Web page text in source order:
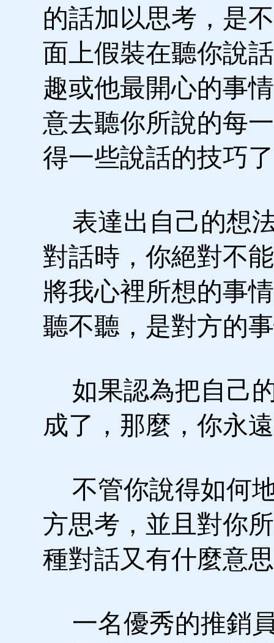
的話加以思考，是
面上假裝在聽你說
趣或他最開心的事
意去聽你所說的每
得一些說話的技巧
表達出自己的想
對話時，你絕對不
將我心裡所想的事
聽不聽，是對方的
如果認為把自己
成了，那麼，你永
不管你說得如何
方思考，並且對你
種對話又有什麼意
一名優秀的推銷